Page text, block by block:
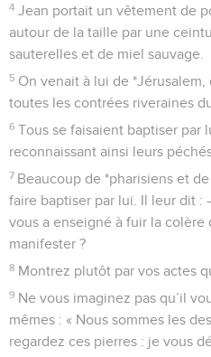
4 Jean portait un vêtement de
autour de la taille par une
sauterelles et de miel sauvage.
5 On venait à lui de
toutes les contrées riveraines
6 Tous se faisaient baptiser par
reconnaissant ainsi leurs
7 Beaucoup de *pharisiens et
faire baptiser par lui. Il leur dit :
vous a enseigné à fuir la colère
manifester ?
8 Montrez plutôt par vos actes
9 Ne vous imaginez pas qu’il
mêmes : « Nous sommes les
regardez ces pierres : je vous